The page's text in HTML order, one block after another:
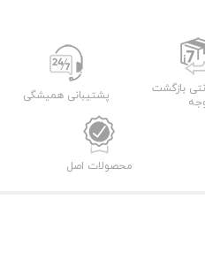
بازگشت
پشتیبانی همیشگی
محصولات اصل